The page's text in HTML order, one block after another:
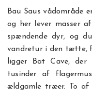
Bau Saus vådområde
og her lever masser
spændende dyr, og
vandretur i den tætte,
ligger Bat Cave,
tusinder af
ældgamle træer. To af